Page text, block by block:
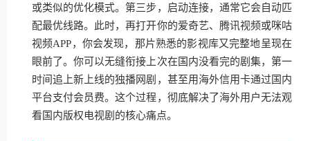
或类似的优化模式。第三步，启动连接，通常它会自动匹
配最优线路。此时，再打开你的爱奇艺、腾讯视频或咪咕
视频APP，你会发现，那片熟悉的影视库又完整地呈现在
眼前了。你可以无缝衔接上次在国内没看完的剧集，第一
时间追上新上线的独播网剧，甚至用海外信用卡通过国内
平台支付会员费。这个过程，彻底解决了海外用户无法观
看国内版权电视剧的核心痛点。